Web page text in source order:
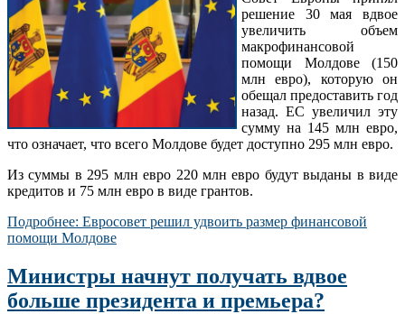
решение 30 мая вдвое
увеличить объем
макрофинансовой
помощи Молдове (150
млн евро), которую он
обещал предоставить год
назад. ЕС увеличил эту
сумму на 145 млн евро,
что означает, что всего Молдове будет доступно 295 млн евро.
Из суммы в 295 млн евро 220 млн евро будут выданы в виде
кредитов и 75 млн евро в виде грантов.
Подробнее: Евросовет решил удвоить размер финансовой
помощи Молдове
Министры начнут получать вдвое
больше президента и премьера?